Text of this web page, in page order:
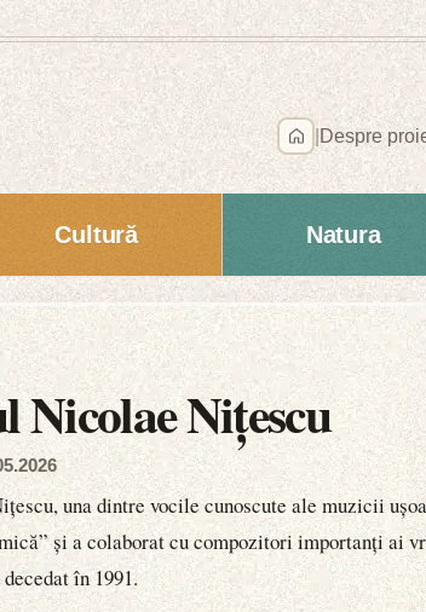
Despre
Cultură Natura
Nicolae Nițescu
una dintre vocile cunoscute ale muzicii
și a colaborat cu compozitori importanți ai
în 1991.